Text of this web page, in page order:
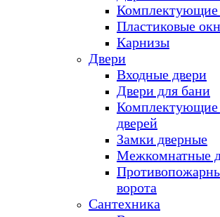
Комплектующие
Пластиковые
Карнизы
Двери
Входные двери
Двери для бани
Комплектующие
дверей
Замки дверные
Межкомнатные
ворота
Сантехника